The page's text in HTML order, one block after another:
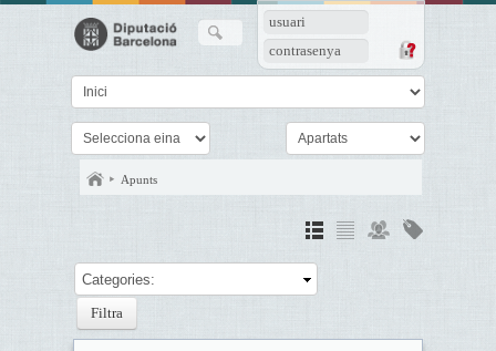
usuari
contrasenya
Apunts
Categories: